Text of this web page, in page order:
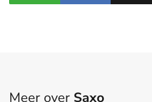
Meer over Saxo